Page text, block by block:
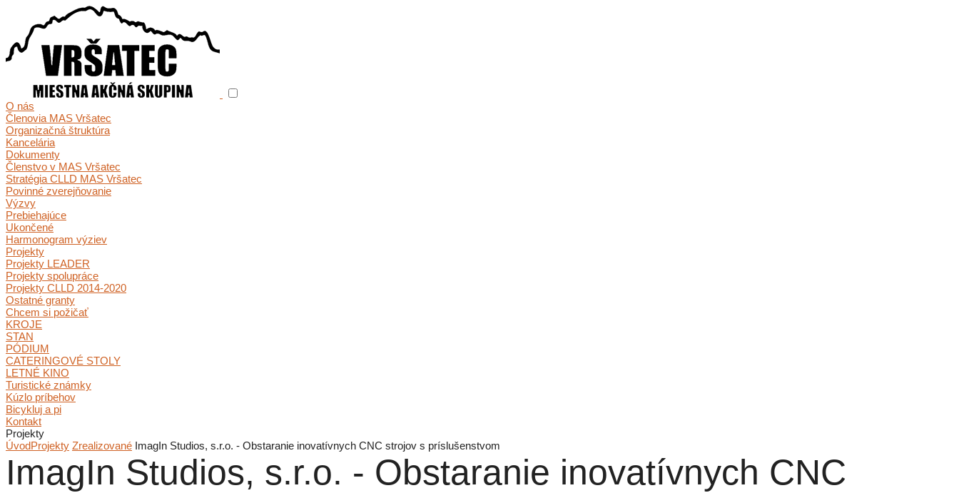
O nás
Členovia MAS Vršatec
Organizačná štruktúra
Kancelária
Dokumenty
Členstvo v MAS Vršatec
Stratégia CLLD MAS Vršatec
Povinné zverejňovanie
Výzvy
Prebiehajúce
Ukončené
Harmonogram výziev
Projekty
Projekty LEADER
Projekty spolupráce
Projekty CLLD 2014-2020
Ostatné granty
Chcem si požičať
KROJE
STAN
PÓDIUM
CATERINGOVÉ STOLY
LETNÉ KINO
Turistické známky
Kúzlo príbehov
Bicykluj a pi
Kontakt
Projekty
ÚvodProjekty Zrealizované ImagIn Studios, s.r.o. - Obstaranie inovatívnych CNC strojov s príslušenstvom
ImagIn Studios, s.r.o. - Obstaranie inovatívnych CNC